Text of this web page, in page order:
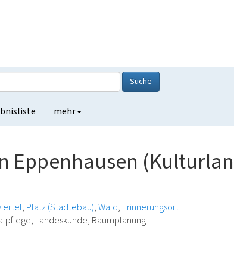
Suche
mehr
Eppenhausen
Platz (Städtebau) Wald Erinnerungsort
Landeskunde, Raumplanung